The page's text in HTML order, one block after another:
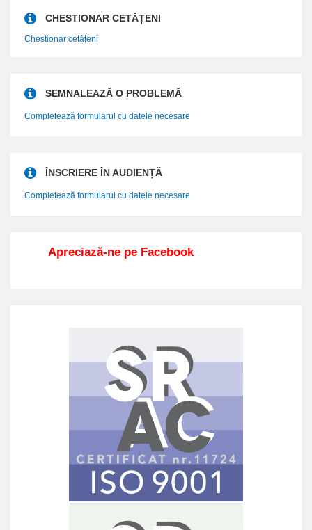
CHESTIONAR CETĂȚENI
Chestionar cetățeni
SEMNALEAZĂ O PROBLEMĂ
Completează formularul cu datele necesare
ÎNSCRIERE ÎN AUDIENȚĂ
Completează formularul cu datele necesare
Apreciază-ne pe Facebook